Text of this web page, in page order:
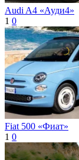
Audi A4 «Ауди4»
1 0
Fiat 500 «Фиат»
1 0